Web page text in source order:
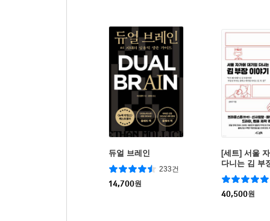
듀얼 브레인
233건
14,700원
[세트] 서울
다니는 김 부
3권)
40,500원